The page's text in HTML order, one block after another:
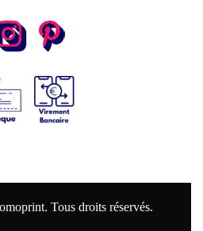
Tous droits réservés.